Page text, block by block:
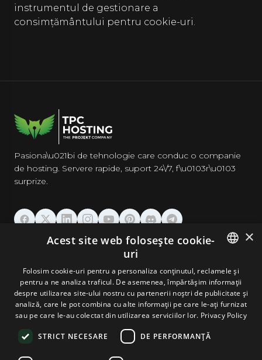
instrumentul de gestionare a
consimțământului pentru cookie-uri.
Pasiona\u021bi de tehnologie care conduc o companie
de hosting. Servere rapide, suport 24\/7, f\u0103r\u0103
surprize.
GĂZDUIRE
DOMENII & EMAIL
UNELTE & SECURITATE
COMPANIE
ENGLISH
GERMAN
ROMANIAN
×
Acest site web folosește cookie-
uri
Folosim cookie-uri pentru a personaliza conținutul, reclamele și
pentru a ne analiza traficul. De asemenea, împărtășim informații
despre utilizarea site-ului nostru cu partenerii noștri de publicitate și
analiză, care le pot combina cu alte informații pe care le-ați furnizat
sau pe care le-au colectat din utilizarea serviciilor lor. Privacy Policy
STRICT NECESARE DE PERFORMANȚĂ